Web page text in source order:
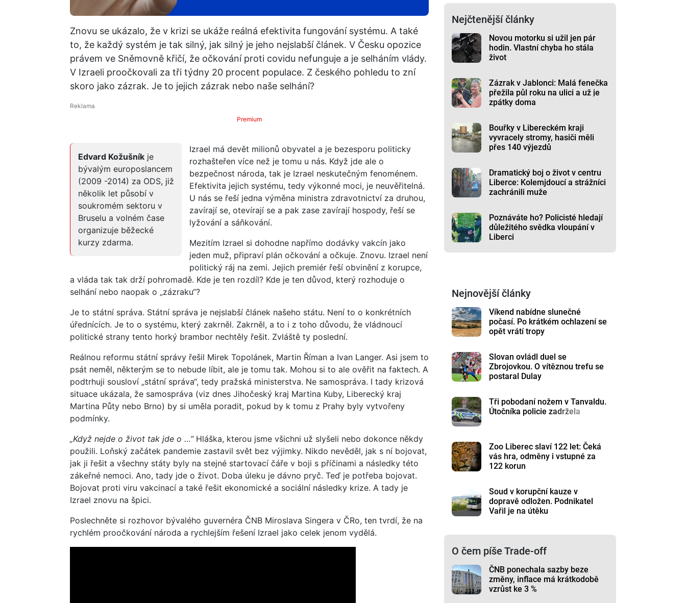
Znovu se ukázalo, že v krizi se ukáže reálná efektivita fungování systému. A také
to, že každý systém je tak silný, jak silný je jeho nejslabší článek. V Česku opozice
právem ve Sněmovně křičí, že očkování proti covidu nefunguje a je selháním vlády.
V Izraeli proočkovali za tři týdny 20 procent populace. Z českého pohledu to zní
skoro jako zázrak. Je to jejich zázrak nebo naše selhání?
Premium
Edvard Kožušník je
bývalým europoslancem
(2009 -2014) za ODS, již
několik let působí v
soukromém sektoru v
Bruselu a volném čase
organizuje běžecké
kurzy zdarma.
Izrael má devět milionů obyvatel a je bezesporu politicky
rozhašteřen více než je tomu u nás. Když jde ale o
bezpečnost národa, tak je Izrael neskutečným fenoménem.
Efektivita jejich systému, tedy výkonné moci, je neuvěřitelná.
U nás se řeší jedna výměna ministra zdravotnictví za druhou,
zavírají se, otevírají se a pak zase zavírají hospody, řeší se
lyžování a sáňkování.
Mezitím Izrael si dohodne napřímo dodávky vakcín jako
jeden muž, připraví plán očkování a očkuje. Znovu. Izrael není
politický ráj na zemi. Jejich premiér řeší obvinění z korupce,
a vláda tak tak drží pohromadě. Kde je ten rozdíl? Kde je ten důvod, který rozhoduje o
selhání nebo naopak o „zázraku“?
Je to státní správa. Státní správa je nejslabší článek našeho státu. Není to o konkrétních
úřednících. Je to o systému, který zakrněl. Zakrněl, a to i z toho důvodu, že vládnoucí
politické strany tento horký brambor nechtěly řešit. Zvláště ty poslední.
Reálnou reformu státní správy řešil Mirek Topolánek, Martin Říman a Ivan Langer. Asi jsem to
psát neměl, některým se to nebude líbit, ale je tomu tak. Mohou si to ale ověřit na faktech. A
podtrhuji sousloví „státní správa“, tedy pražská ministerstva. Ne samospráva. I tady krizová
situace ukázala, že samospráva (viz dnes Jihočeský kraj Martina Kuby, Liberecký kraj
Martina Půty nebo Brno) by si uměla poradit, pokud by k tomu z Prahy byly vytvořeny
podmínky.
„Když nejde o život tak jde o …”Hláška, kterou jsme všichni už slyšeli nebo dokonce někdy
použili. Loňský začátek pandemie zastavil svět bez výjimky. Nikdo nevěděl, jak s ní bojovat,
jak ji řešit a všechny státy byly na stejné startovací čáře v boji s příčinami a následky této
zákeřné nemoci. Ano, tady jde o život. Doba úleku je dávno pryč. Teď je potřeba bojovat.
Bojovat proti viru vakcinací a také řešit ekonomické a sociální následky krize. A tady je
Izrael znovu na špici.
Poslechněte si rozhovor bývalého guvernéra ČNB Miroslava Singera v ČRo, ten tvrdí, že na
rychlém proočkování národa a rychlejším řešení Izrael jako celek jenom vydělá.
Nejčtenější články
Novou motorku si užil jen pár
hodin. Vlastní chyba ho stála
život
Zázrak v Jablonci: Malá fenečka
přežila půl roku na ulici a už je
zpátky doma
Bouřky v Libereckém kraji
vyvracely stromy, hasiči měli
přes 140 výjezdů
Dramatický boj o život v centru
Liberce: Kolemjdoucí a strážníci
zachránili muže
Poznáváte ho? Policisté hledají
důležitého svědka vloupání v
Liberci
Nejnovější články
Víkend nabídne slunečné
počasí. Po krátkém ochlazení se
opět vrátí tropy
Slovan ovládl duel se
Zbrojovkou. O vítěznou trefu se
postaral Dulay
Tři pobodaní nožem v Tanvaldu.
Útočníka policie zadržela
Zoo Liberec slaví 122 let: Čeká
vás hra, odměny i vstupné za
122 korun
Soud v korupční kauze v
dopravě odložen. Podnikatel
Vařil je na útěku
O čem píše Trade-off
ČNB ponechala sazby beze
změny, inflace má krátkodobě
vzrůst ke 3 %